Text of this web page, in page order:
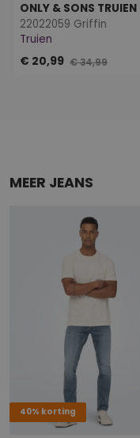
ONLY & SONS TRUIEN
22022059 Griffin
Truien
€ 20,99 € 34,99
MEER JEANS
40% korting